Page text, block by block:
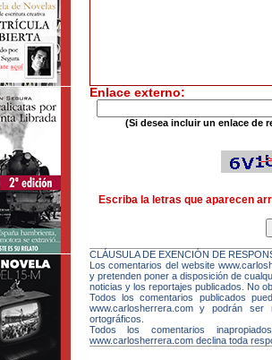
Enlace externo:
(Si desea incluir un enlace de
Escriba la letras que aparecen
CLÁUSULA DE EXENCIÓN DE
Los comentarios del website
y pretenden poner a disposición de
noticias y los reportajes publicados. No
Todos los comentarios publicados
www.carlosherrera.com y podrán
ortográficos.
Todos los comentarios
www.carlosherrera.com declina toda